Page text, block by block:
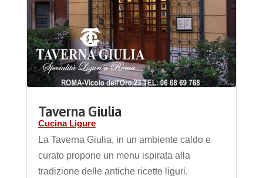
Taverna Giulia
Cucina Ligure
La Taverna Giulia, in un ambiente caldo e
curato propone un menu ispirata alla
tradizione delle antiche ricette liguri.